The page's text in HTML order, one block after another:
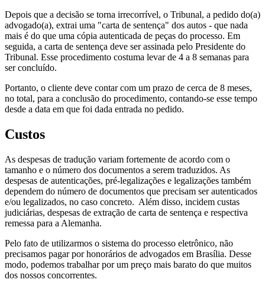
Depois que a decisão se torna irrecorrível, o Tribunal, a pedido do(a)
advogado(a), extrai uma "carta de sentença" dos autos - que nada
mais é do que uma cópia autenticada de peças do processo. Em
seguida, a carta de sentença deve ser assinada pelo Presidente do
Tribunal. Esse procedimento costuma levar de 4 a 8 semanas para
ser concluído.
Portanto, o cliente deve contar com um prazo de cerca de 8 meses,
no total, para a conclusão do procedimento, contando-se esse tempo
desde a data em que foi dada entrada no pedido.
Custos
As despesas de tradução variam fortemente de acordo com o
tamanho e o número dos documentos a serem traduzidos. As
despesas de autenticações, pré-legalizações e legalizações também
dependem do número de documentos que precisam ser autenticados
e/ou legalizados, no caso concreto. Além disso, incidem custas
judiciárias, despesas de extração de carta de sentença e respectiva
remessa para a Alemanha.
Pelo fato de utilizarmos o sistema do processo eletrônico, não
precisamos pagar por honorários de advogados em Brasília. Desse
modo, podemos trabalhar por um preço mais barato do que muitos
dos nossos concorrentes.